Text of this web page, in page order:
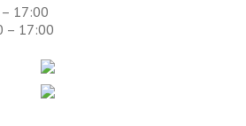
17:00
17:00